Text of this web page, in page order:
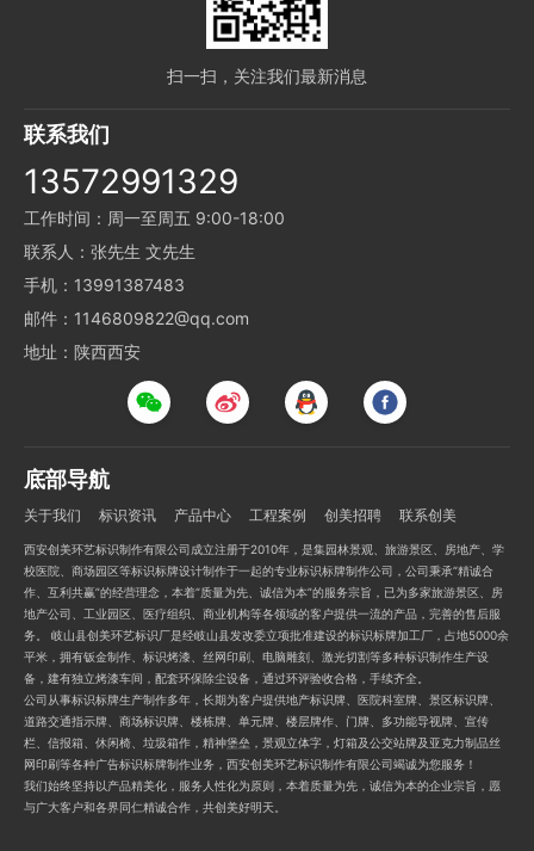
扫一扫，关注我们最新消息
联系我们
13572991329
工作时间：周一至周五 9:00-18:00
联系人：张先生 文先生
手机：13991387483
邮件：1146809822@qq.com
地址：陕西西安
底部导航
关于我们 标识资讯 产品中心 工程案例 创美招聘 联系创美
西安创美环艺标识制作有限公司成立注册于2010年，是集园林景观、旅游景区、房地产、学
校医院、商场园区等标识标牌设计制作于一起的专业标识标牌制作公司，公司秉承“精诚合
作、互利共赢”的经营理念，本着“质量为先、诚信为本”的服务宗旨，已为多家旅游景区、房
地产公司、工业园区、医疗组织、商业机构等各领域的客户提供一流的产品，完善的售后服
务。 岐山县创美环艺标识厂是经岐山县发改委立项批准建设的标识标牌加工厂，占地5000余
平米，拥有钣金制作、标识烤漆、丝网印刷、电脑雕刻、激光切割等多种标识制作生产设
备，建有独立烤漆车间，配套环保除尘设备，通过环评验收合格，手续齐全。
公司从事标识标牌生产制作多年，长期为客户提供地产标识牌、医院科室牌、景区标识牌、
道路交通指示牌、商场标识牌、楼栋牌、单元牌、楼层牌作、门牌、多功能导视牌、宣传
栏、信报箱、休闲椅、垃圾箱作，精神堡垒，景观立体字，灯箱及公交站牌及亚克力制品丝
网印刷等各种广告标识标牌制作业务，西安创美环艺标识制作有限公司竭诚为您服务！
我们始终坚持以产品精美化，服务人性化为原则，本着质量为先，诚信为本的企业宗旨，愿
与广大客户和各界同仁精诚合作，共创美好明天。